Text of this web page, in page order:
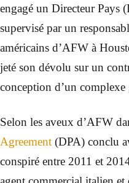
engagé un Directeur Pays
supervisé par un
américains d’AFW à
jeté son dévolu sur un
conception d’un
Selon les aveux d’AFW
Agreement (DPA) conclu
conspiré entre 2011 et